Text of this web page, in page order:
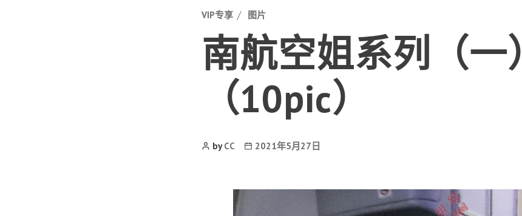
Categories
VIP专享 图片
南航空姐系列（一）
（10pic）
PostbyCC
Post2021年5月27日